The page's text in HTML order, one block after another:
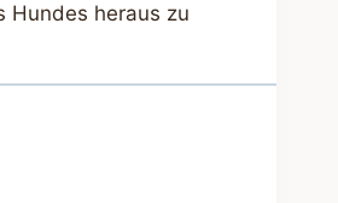
Hundes heraus zu